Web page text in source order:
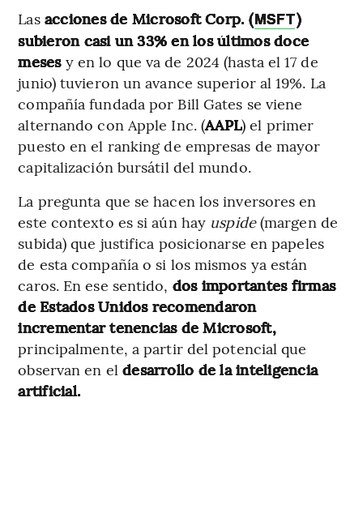
Lasacciones de Microsoft Corp. (MSFT)
subieron casi un 33% en los últimos doce
meses y en lo que va de 2024 (hasta el 17 de
junio) tuvieron un avance superior al 19%. La
compañía fundada por Bill Gates se viene
alternando con Apple Inc. (AAPL) el primer
puesto en el ranking de empresas de mayor
capitalización bursátil del mundo.
La pregunta que se hacen los inversores en
este contexto es si aún hay uspide(margen de
subida) que justifica posicionarse en papeles
de esta compañía o si los mismos ya están
caros. En ese sentido, dos importantes firmas
de Estados Unidos recomendaron
incrementar tenencias de Microsoft,
principalmente, a partir del potencial que
observan en el desarrollo de la inteligencia
artificial.